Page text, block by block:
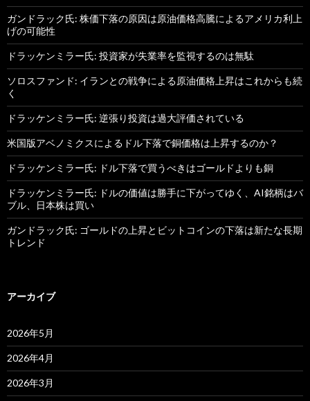
ガンドラック氏: 株価下落の原因は原油価格高騰によるアメリカ利上
げの可能性
ドラッケンミラー氏: 投資家が失業率を監視するのは無駄
ソロスファンド: イランとの戦争による原油価格上昇はこれからも続
く
ドラッケンミラー氏: 逆張り投資は過大評価されている
米国版アベノミクスによるドル下落で銅価格は上昇するのか？
ドラッケンミラー氏: ドル下落で買うべきはゴールドよりも銅
ドラッケンミラー氏: ドルの価値は勝手に下がってゆく、AI銘柄はバ
ブル、日本株は買い
ガンドラック氏: ゴールドの上昇とビットコインの下落は新たな長期
トレンド
アーカイブ
2026年5月
2026年4月
2026年3月